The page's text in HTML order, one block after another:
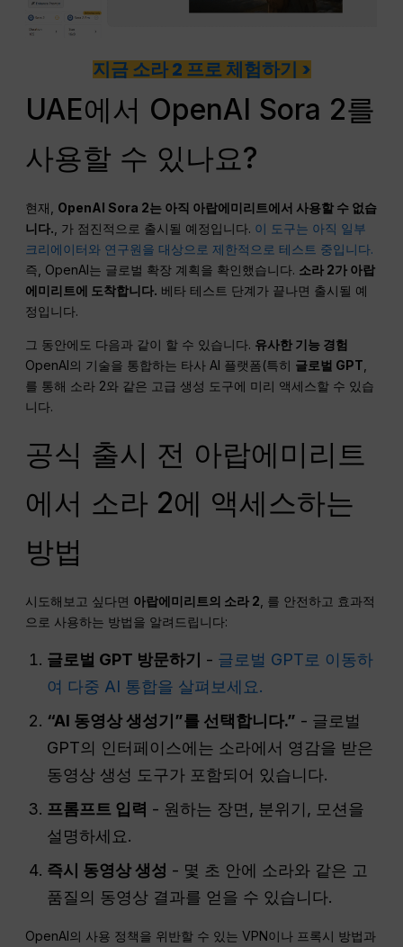
지금 소라 2 프로 체험하기 >
UAE에서 OpenAI Sora 2를
사용할 수 있나요?
현재, OpenAI Sora 2는 아직 아랍에미리트에서 사용할 수 없습
니다. , 가 점진적으로 출시될 예정입니다. 이 도구는 아직 일부
크리에이터와 연구원을 대상으로 제한적으로 테스트 중입니다.
즉, OpenAI는 글로벌 확장 계획을 확인했습니다. 소라 2가 아랍
에미리트에 도착합니다. 베타 테스트 단계가 끝나면 출시될 예
정입니다.
그 동안에도 다음과 같이 할 수 있습니다. 유사한 기능 경험
OpenAI의 기술을 통합하는 타사 AI 플랫폼(특히 글로벌 GPT
를 통해 소라 2와 같은 고급 생성 도구에 미리 액세스할 수 있습
니다.
공식 출시 전 아랍에미리트
에서 소라 2에 액세스하는
방법
시도해보고 싶다면 아랍에미리트의 소라 2 , 를 안전하고 효과적
으로 사용하는 방법을 알려드립니다:
글로벌 GPT 방문하기 - 글로벌 GPT로 이동하
여 다중 AI 통합을 살펴보세요.
“AI 동영상 생성기”를 선택합니다.” - 글로벌
GPT의 인터페이스에는 소라에서 영감을 받은
동영상 생성 도구가 포함되어 있습니다.
프롬프트 입력 - 원하는 장면, 분위기, 모션을
설명하세요.
즉시 동영상 생성 - 몇 초 안에 소라와 같은 고
품질의 동영상 결과를 얻을 수 있습니다.
OpenAI의 사용 정책을 위반할 수 있는 VPN이나 프록시 방법과